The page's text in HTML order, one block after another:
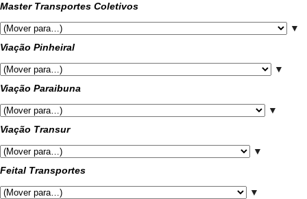
Master Transportes Coletivos
▼
Viação Pinheiral
▼
Viação Paraibuna
▼
Viação Transur
▼
Feital Transportes
▼